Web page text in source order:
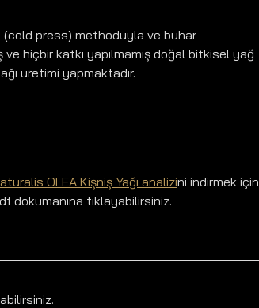
(cold press) methoduyla ve buhar
hiçbir katkı yapılmamış doğal bitkisel yağ
üretimi yapmaktadır.
OLEA Kişniş Yağı analizini indirmek için
dökümanına tıklayabilirsiniz.